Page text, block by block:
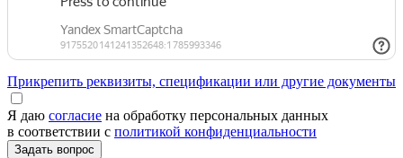
Прикрепить реквизиты, спецификации или другие документы
Я даю согласие на обработку персональных данных
в соответствии с политикой конфиденциальности